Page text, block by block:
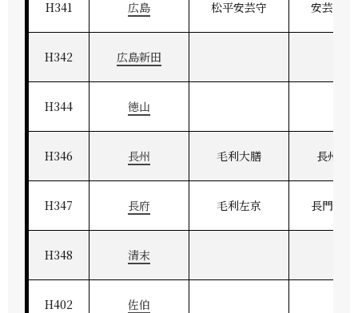
H341 広島 松平安芸守 安芸広島
H342 広島新田
H344 徳山
H346 長州 毛利大膳 長州萩
H347 長府 毛利左京 長門府中
H348 清末
H402 佐伯